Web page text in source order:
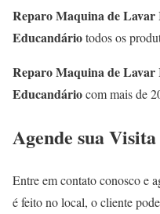
Reparo Maquina de
Educandáriotodos os
Reparo Maquina de
Educandáriocom mais de
Agende sua Visita
Entre em contato conosco e
é feito no local, o cliente